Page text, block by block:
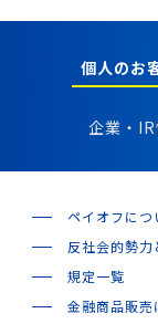
個人のお
企業・
ペイオフにつ
反社会的勢
規定一覧
金融商品販売